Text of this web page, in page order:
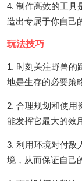
4. 制作高效的工具
造出专属于你自己
玩法技巧
1. 时刻关注野兽的
地是生存的必要策
2. 合理规划和使用
能发挥它最大的效
3. 利用环境对付敌
境，从而保证自己